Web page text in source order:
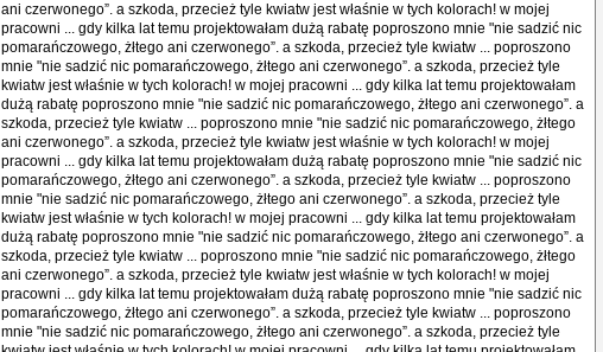
ani czerwonego”. a szkoda, przecież tyle kwiatw jest właśnie w tych kolorach! w mojej
pracowni ... gdy kilka lat temu projektowałam dużą rabatę poproszono mnie "nie sadzić nic
pomarańczowego, żłtego ani czerwonego”. a szkoda, przecież tyle kwiatw ... poproszono
mnie "nie sadzić nic pomarańczowego, żłtego ani czerwonego”. a szkoda, przecież tyle
kwiatw jest właśnie w tych kolorach! w mojej pracowni ... gdy kilka lat temu projektowałam
dużą rabatę poproszono mnie "nie sadzić nic pomarańczowego, żłtego ani czerwonego”. a
szkoda, przecież tyle kwiatw ... poproszono mnie "nie sadzić nic pomarańczowego, żłtego
ani czerwonego”. a szkoda, przecież tyle kwiatw jest właśnie w tych kolorach! w mojej
pracowni ... gdy kilka lat temu projektowałam dużą rabatę poproszono mnie "nie sadzić nic
pomarańczowego, żłtego ani czerwonego”. a szkoda, przecież tyle kwiatw ... poproszono
mnie "nie sadzić nic pomarańczowego, żłtego ani czerwonego”. a szkoda, przecież tyle
kwiatw jest właśnie w tych kolorach! w mojej pracowni ... gdy kilka lat temu projektowałam
dużą rabatę poproszono mnie "nie sadzić nic pomarańczowego, żłtego ani czerwonego”. a
szkoda, przecież tyle kwiatw ... poproszono mnie "nie sadzić nic pomarańczowego, żłtego
ani czerwonego”. a szkoda, przecież tyle kwiatw jest właśnie w tych kolorach! w mojej
pracowni ... gdy kilka lat temu projektowałam dużą rabatę poproszono mnie "nie sadzić nic
pomarańczowego, żłtego ani czerwonego”. a szkoda, przecież tyle kwiatw ... poproszono
mnie "nie sadzić nic pomarańczowego, żłtego ani czerwonego”. a szkoda, przecież tyle